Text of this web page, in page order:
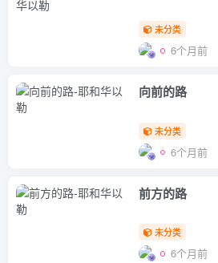
未分类
6个月前
向前的路
未分类
6个月前
前方的路
未分类
6个月前